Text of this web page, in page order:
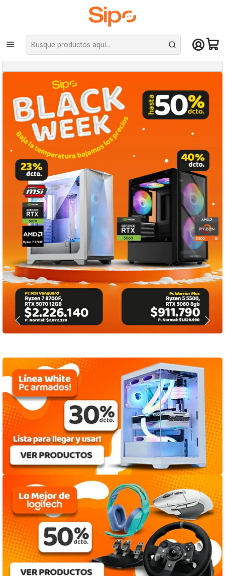
¡Compra hasta mediodía y recibe hoy! De lunes a sábado en el gran
Santiago. Envío gratis desde $29.990